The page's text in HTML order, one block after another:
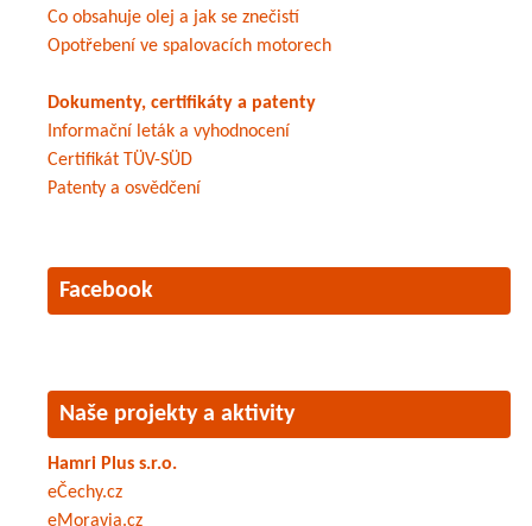
Co obsahuje olej a jak se znečistí
Opotřebení ve spalovacích motorech
Dokumenty, certifikáty a patenty
Informační leták a vyhodnocení
Certifikát TÜV-SÜD
Patenty a osvědčení
Facebook
Naše projekty a aktivity
Hamri Plus s.r.o.
eČechy.cz
eMoravia.cz